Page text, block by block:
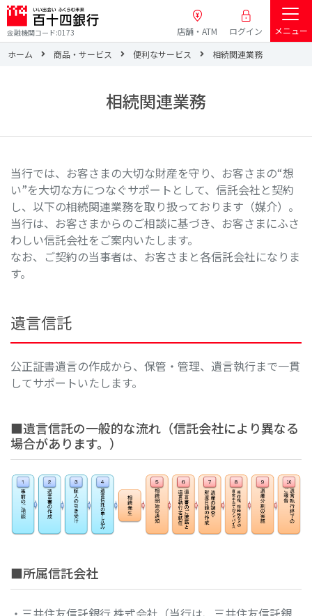
金融機関コード:0173 店舗・ATM ログイン
メニュー
ホーム
商品・サービス 便利なサービス 相続関連業務
相続関連業務
当行では、お客さまの大切な財産を守り、お客さまの“想
い”を大切な方につなぐサポートとして、信託会社と契約
し、以下の相続関連業務を取り扱っております（媒介）。
当行は、お客さまからのご相談に基づき、お客さまにふさ
わしい信託会社をご案内いたします。
なお、ご契約の当事者は、お客さまと各信託会社になりま
す。
遺言信託
公正証書遺言の作成から、保管・管理、遺言執行まで一貫
してサポートいたします。
■遺言信託の一般的な流れ（信託会社により異なる
場合があります。）
■所属信託会社